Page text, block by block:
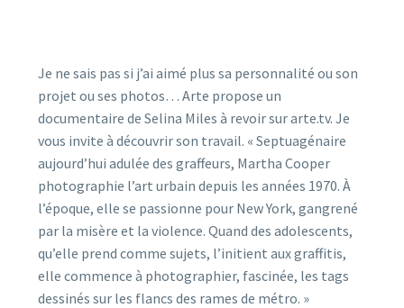
Je ne sais pas si j’ai aimé plus sa personnalité ou son
projet ou ses photos… Arte propose un
documentaire de Selina Miles à revoir sur arte.tv. Je
vous invite à découvrir son travail. « Septuagénaire
aujourd’hui adulée des graffeurs, Martha Cooper
photographie l’art urbain depuis les années 1970. À
l’époque, elle se passionne pour New York, gangrené
par la misère et la violence. Quand des adolescents,
qu’elle prend comme sujets, l’initient aux graffitis,
elle commence à photographier, fascinée, les tags
dessinés sur les flancs des rames de métro. »